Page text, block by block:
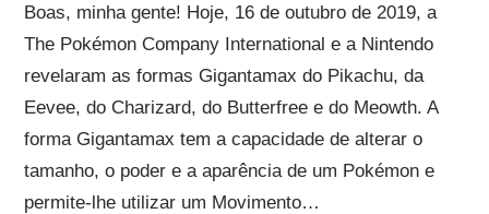
Boas, minha gente! Hoje, 16 de outubro de 2019, a
The Pokémon Company International e a Nintendo
revelaram as formas Gigantamax do Pikachu, da
Eevee, do Charizard, do Butterfree e do Meowth. A
forma Gigantamax tem a capacidade de alterar o
tamanho, o poder e a aparência de um Pokémon e
permite-lhe utilizar um Movimento…